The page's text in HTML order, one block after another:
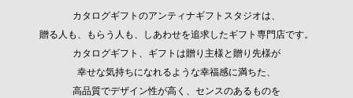
カタログギフトのアンティナギフトスタジオは、
贈る人も、もらう人も、しあわせを追求したギフト専門店です。
カタログギフト、ギフトは贈り主様と贈り先様が
幸せな気持ちになれるような幸福感に満ちた、
高品質でデザイン性が高く、センスのあるものを